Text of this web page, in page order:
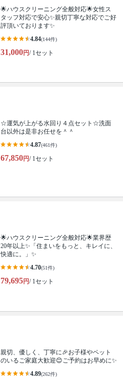
🌟ハウスクリーニング全般対応🌟女性ス
タッフ対応で安心✨親切丁寧な対応でご好
評頂いております✨
4.84(144件)
31,000円/ 1セット
☆運気が上がる水回り４点セット☆洗面
台以外は是非お任せを＾＾
4.87(461件)
67,850円/ 1セット
🌟ハウスクリーニング全般対応🌟業界歴
20年以上✨「住まいをもっと、キレイに、
快適に。」✨
4.70(51件)
79,695円/ 1セット
親切、優しく、丁寧に🎉お子様やペット
のいるご家庭大歓迎😊ご予約はお早めに✨
4.89(262件)